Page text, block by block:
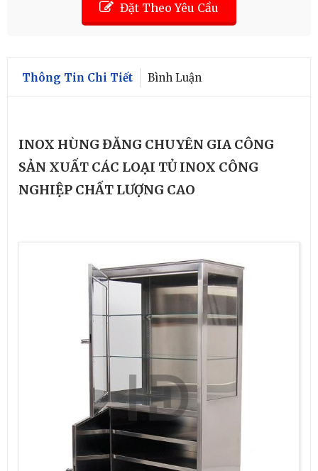
Đặt Theo Yêu Cầu
Thông Tin Chi Tiết Bình Luận
INOX HÙNG ĐĂNG CHUYÊN GIA CÔNG
SẢN XUẤT CÁC LOẠI TỦ INOX CÔNG
NGHIỆP CHẤT LƯỢNG CAO